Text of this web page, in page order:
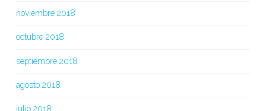
noviembre 2018
octubre 2018
septiembre 2018
agosto 2018
julio 2018